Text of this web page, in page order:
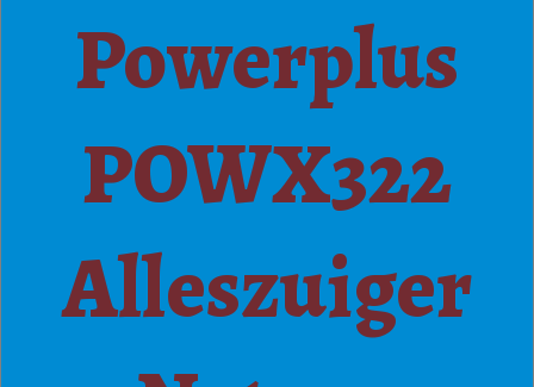
Powerplus
POWX322
Alleszuiger